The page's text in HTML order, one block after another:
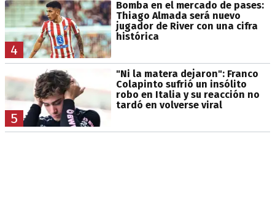
4
Bomba en el mercado de pases:
Thiago Almada será nuevo
jugador de River con una cifra
histórica
5
"Ni la matera dejaron": Franco
Colapinto sufrió un insólito
robo en Italia y su reacción no
tardó en volverse viral